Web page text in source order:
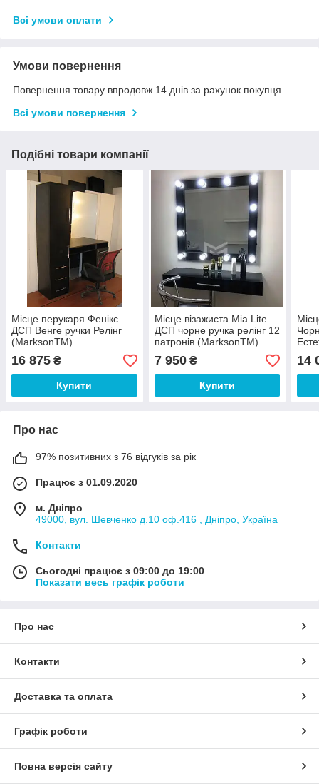
Всі умови оплати
Умови повернення
Повернення товару впродовж 14 днів за рахунок покупця
Всі умови повернення
Подібні товари компанії
Місце перукаря Фенікс
ДСП Венге ручки Релінг
(MarksonTM)
16 875 ₴
Купити
Місце візажиста Mia Lite
ДСП чорне ручка релінг 12
патронів (MarksonTM)
7 950₴
Купити
14
Про нас
97% позитивних з 76 відгуків за рік
Працює з 01.09.2020
м. Дніпро
49000, вул. Шевченко д.10 оф.416 , Дніпро, Україна
Контакти
Сьогодні працює з 09:00 до 19:00
Показати весь графік роботи
Про нас
Контакти
Доставка та оплата
Графік роботи
Повна версія сайту